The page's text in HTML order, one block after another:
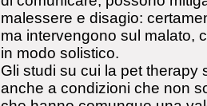
malessere e disagio:
ma intervengono sul malato,
in modo solistico.
Gli studi su cui la pet therapy
anche a condizioni che non